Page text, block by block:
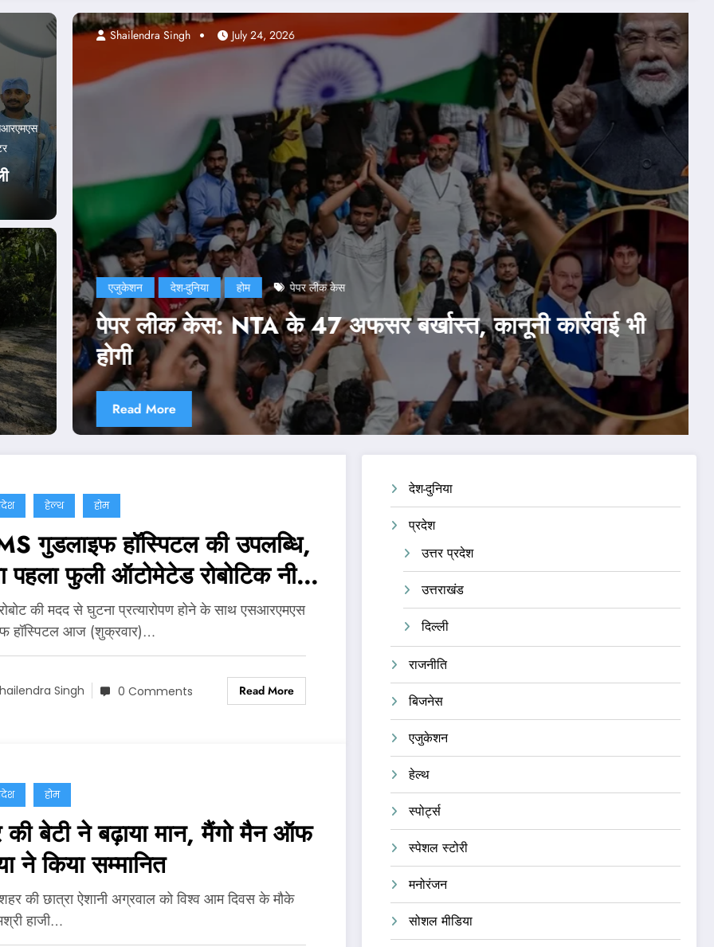
कानूनी कार्रवाई भी
एजुकेशन देश-दुनिया राजनीति होम
NEET Paper Leak: सरकार ने मानी CJP की
नड्डा ने भी जारी किया बयान
Read More
Abhishek pandey July 24, 2026
हेल्थ होम
गुडलाइफ हॉस्पिटल की उपलब्धि,
पहला फुली ऑटोमेटेड रोबोटिक नी
की मदद से घुटना प्रत्यारोपण होने के साथ एसआरएमएस
हॉस्पिटल आज (शुक्रवार)…
Singh 0 Comments Read More
होम
बेटी ने बढ़ाया मान, मैंगो मैन ऑफ
ने किया सम्मानित
की छात्रा ऐशानी अग्रवाल को विश्व आम दिवस के मौके
हाजी…
देश-दुनिया
प्रदेश
उत्तर प्रदेश
उत्तराखंड
दिल्ली
राजनीति
बिजनेस
एजुकेशन
हेल्थ
स्पोर्ट्स
स्पेशल स्टोरी
मनोरंजन
सोशल मीडिया